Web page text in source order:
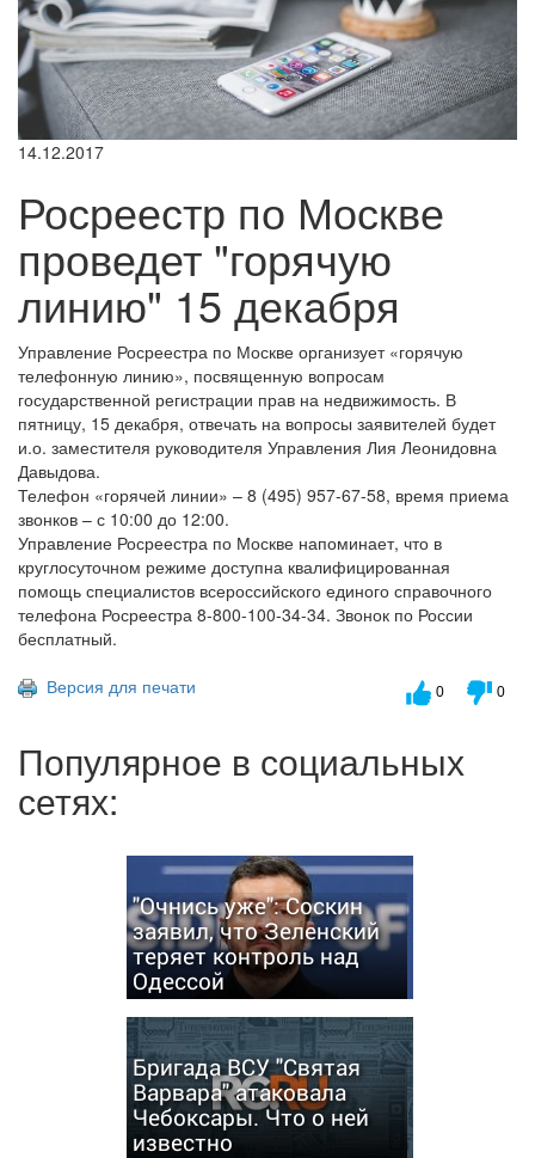
14.12.2017
Росреестр по Москве
проведет "горячую
линию" 15 декабря
Управление Росреестра по Москве организует «горячую
телефонную линию», посвященную вопросам
государственной регистрации прав на недвижимость. В
пятницу, 15 декабря, отвечать на вопросы заявителей будет
и.о. заместителя руководителя Управления Лия Леонидовна
Давыдова.
Телефон «горячей линии» – 8 (495) 957-67-58, время приема
звонков – с 10:00 до 12:00.
Управление Росреестра по Москве напоминает, что в
круглосуточном режиме доступна квалифицированная
помощь специалистов всероссийского единого справочного
телефона Росреестра 8-800-100-34-34. Звонок по России
бесплатный.
Версия для печати
0 0
Популярное в социальных
сетях:
"Очнись уже": Соскин
заявил, что Зеленский
теряет контроль над
Одессой
Бригада ВСУ "Святая
Варвара" атаковала
Чебоксары. Что о ней
известно